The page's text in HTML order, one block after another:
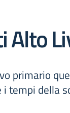
Alto
primario
tempi della